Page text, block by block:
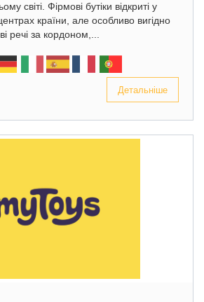
світі. Фірмові бутіки відкриті у
країни, але особливо вигідно
речі за кордоном,...
Детальніше